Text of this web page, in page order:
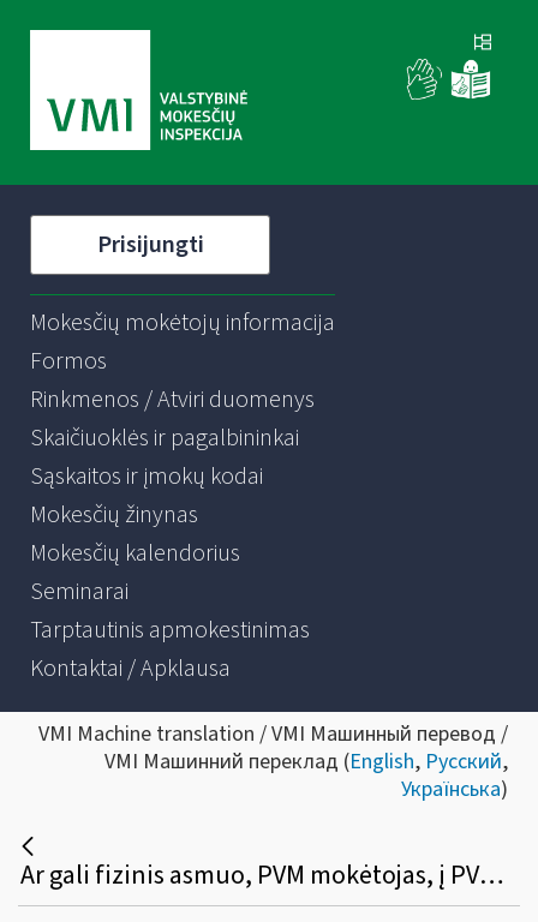
Prisijungti
Mokesčių mokėtojų informacija
Formos
Rinkmenos / Atviri duomenys
Skaičiuoklės ir pagalbininkai
Sąskaitos ir įmokų kodai
Mokesčių žinynas
Mokesčių kalendorius
Seminarai
Tarptautinis apmokestinimas
Kontaktai / Apklausa
VMI Machine translation / VMI Машинный перевод /
VMI Машинний переклад (English, Русский,
Українська)
Ar gali fizinis asmuo, PVM mokėtojas, į PVM atskaitą įtraukti įsigytų prekių (paslaugų), skirtų PVM apmokestinamai veiklai vykdyti, pirkimo (importo) PVM?